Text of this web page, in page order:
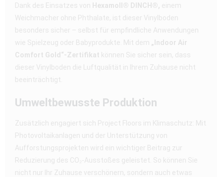
Dank des Einsatzes von Hexamoll® DINCH®, einem
Weichmacher ohne Phthalate, ist dieser Vinylboden
besonders sicher – selbst für empfindliche Anwendungen
wie Spielzeug oder Babyprodukte. Mit dem „Indoor Air
Comfort Gold“-Zertifikat können Sie sicher sein, dass
dieser Vinylboden die Luftqualität in Ihrem Zuhause nicht
beeinträchtigt.
Umweltbewusste Produktion
Zusätzlich engagiert sich Project Floors im Klimaschutz: Mit
Photovoltaikanlagen und der Unterstützung von
Aufforstungsprojekten wird ein wichtiger Beitrag zur
Reduzierung des CO₂-Ausstoßes geleistet. So können Sie
nicht nur Ihr Zuhause verschönern, sondern auch etwas